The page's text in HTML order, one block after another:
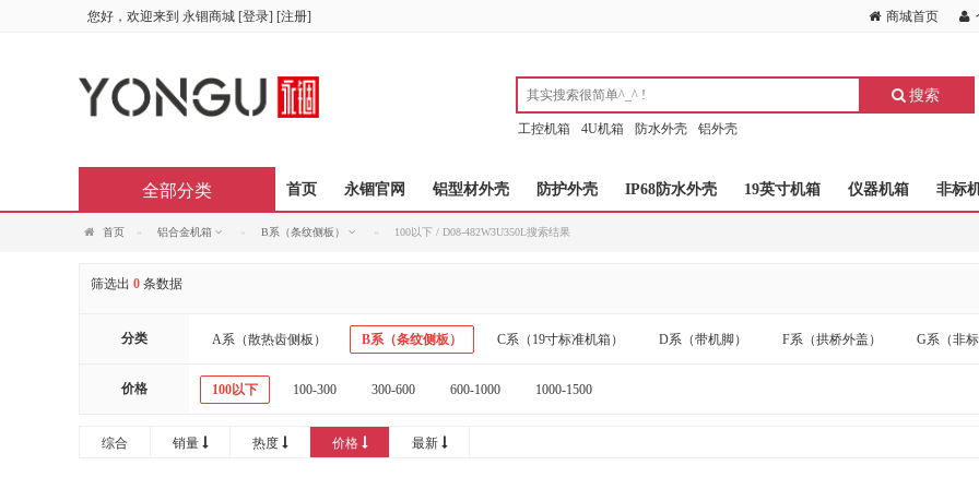
您好，欢迎来到 永锢商城 [登录] [注册] 商城首页
搜索
工控机箱 4U机箱 防水外壳 铝外壳
首页 永锢官网 铝型材外壳 防护外壳 IP68防水外壳 19英寸机箱 仪器机箱 非标
全部分类
首页 铝合金机箱 B系（条纹侧板） 100以下 / D08-482W3U350L搜索结果
筛选出 0 条数据
分类 A系（散热齿侧板） B系（条纹侧板） C系（19寸标准机箱） D系（带机脚） F系（拱桥外盖） G系（非
价格 100以下 100-300 300-600 600-1000 1000-1500
综合 销量 热度 价格 最新